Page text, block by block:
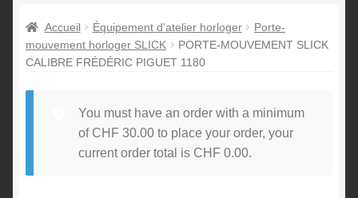
Accueil Équipement d'atelier horloger
Porte-
mouvement horloger SLICK
PORTE-MOUVEMENT SLICK
CALIBRE FRÉDÉRIC PIGUET 1180
You must have an order with a minimum
of CHF 30.00to place your order, your
current order total is CHF 0.00.